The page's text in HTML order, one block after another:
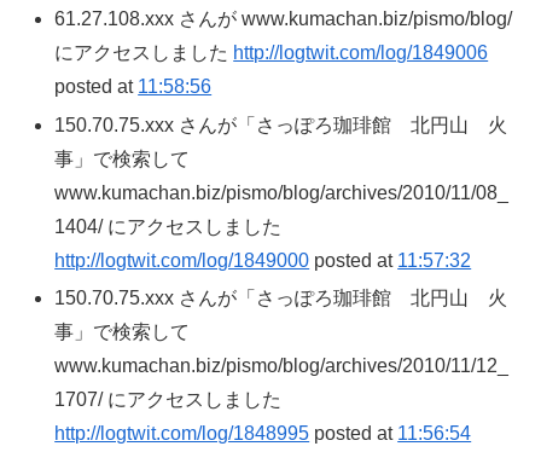
61.27.108.xxx さんが www.kumachan.biz/pismo/blog/
にアクセスしました http://logtwit.com/log/1849006
posted at 11:58:56
150.70.75.xxx さんが「さっぽろ珈琲館 北円山 火
事」で検索して
www.kumachan.biz/pismo/blog/archives/2010/11/08_
1404/ にアクセスしました
http://logtwit.com/log/1849000 posted at 11:57:32
150.70.75.xxx さんが「さっぽろ珈琲館 北円山 火
事」で検索して
www.kumachan.biz/pismo/blog/archives/2010/11/12_
1707/ にアクセスしました
http://logtwit.com/log/1848995 posted at 11:56:54